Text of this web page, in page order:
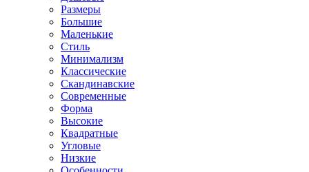
Размеры
Большие
Маленькие
Стиль
Минимализм
Классические
Скандинавские
Современные
Форма
Высокие
Квадратные
Угловые
Низкие